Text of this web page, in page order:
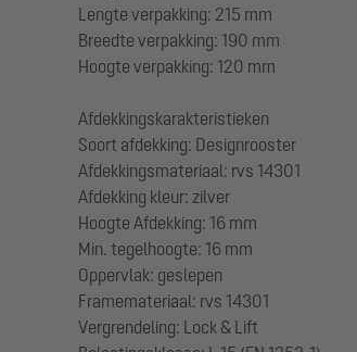
Lengte verpakking: 215 mm
Breedte verpakking: 190 mm
Hoogte verpakking: 120 mm
Afdekkingskarakteristieken
Soort afdekking: Designrooster
Afdekkingsmateriaal: rvs 14301
Afdekking kleur: zilver
Hoogte Afdekking: 16 mm
Min. tegelhoogte: 16 mm
Oppervlak: geslepen
Framemateriaal: rvs 14301
Vergrendeling: Lock & Lift